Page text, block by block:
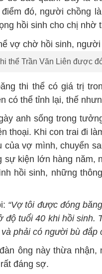
đó, người chồng
hồi sinh cho chị nhờ
thể Trần Văn Liên được
thi thể có giá trị
có thể tỉnh lại, thế
anh sống trong
thoại. Khi con trai đi
của vợ mình, chuyển
sự kiện lớn hàng năm,
hồi sinh, những
“Vợ tôi được đóng
độ tuổi 40 khi hồi sinh.
phải có người bù đắp
ông này thừa
đáng sợ.